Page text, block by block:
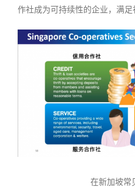
作社成为可持续性的企业，满足
在新加坡常